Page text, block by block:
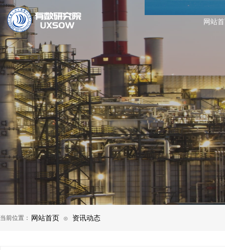
网站
当前位置： 网站首页 ⊙ 资讯动态